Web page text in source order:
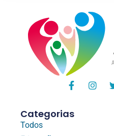
Categorias
Todos